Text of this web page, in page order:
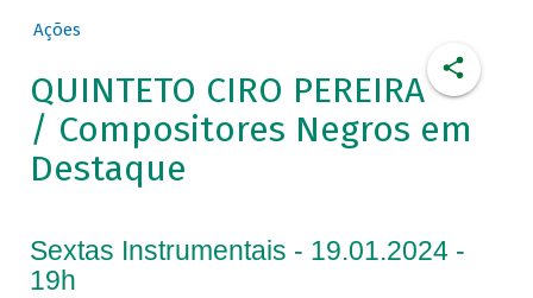
Ações
QUINTETO CIRO PEREIRA
/ Compositores Negros em
Destaque
Sextas Instrumentais - 19.01.2024 -
19h